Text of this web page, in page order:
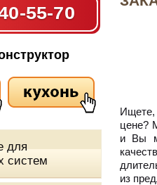
55-70
для
систем
Ищете,
цене?
и Вы
из